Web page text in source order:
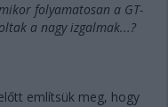
folyamatosan a GT-
a nagy izgalmak...?
említsük meg, hogy